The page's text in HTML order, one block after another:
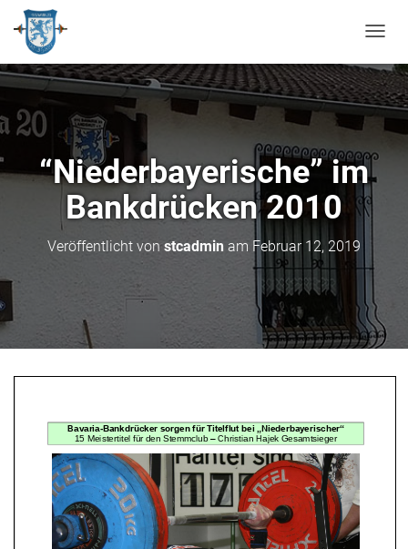
A
V
I
O
A
L
T
N
“Niederbayerische” im
Bankdrücken 2010
Veröffentlicht vonstcadmin am Februar 12, 2019